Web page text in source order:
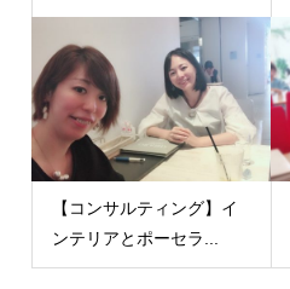
【コンサルティング】イ
ンテリアとポーセラ...